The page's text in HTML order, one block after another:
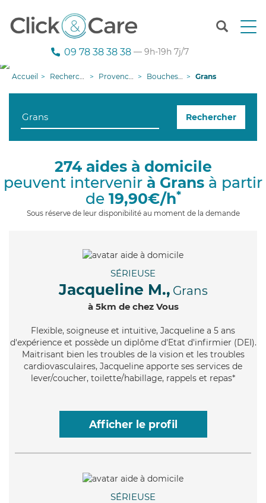
T
n
g
i
09 78 38 38 38 — 9h-19h 7j/7
Accueil Recherche aide à domicile Provence-Alpes-Côte d'Azur Bouches-du-Rhône Grans
Rechercher
274 aides à domicile
peuvent intervenir à Grans à partir
de 19,90€/h*
Sous réserve de leur disponibilité au moment de la demande
SÉRIEUSE
Jacqueline M., Grans
à 5km de chez Vous
Flexible, soigneuse et intuitive, Jacqueline a 5 ans
d'expérience et possède un diplôme d'Etat d'infirmier (DEI).
Maitrisant bien les troubles de la vision et les troubles
cardiovasculaires, Jacqueline apporte ses services de
lever/coucher, toilette/habillage, rappels et repas*
Afficher le profil
SÉRIEUSE